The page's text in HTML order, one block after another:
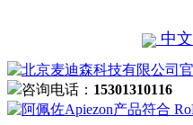
中文
咨询电话： 15301310116